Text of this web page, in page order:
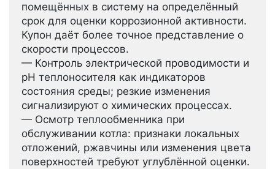
помещённых в систему на определённый
срок для оценки коррозионной активности.
Купон даёт более точное представление о
скорости процессов.
— Контроль электрической проводимости и
pH теплоносителя как индикаторов
состояния среды; резкие изменения
сигнализируют о химических процессах.
— Осмотр теплообменника при
обслуживании котла: признаки локальных
отложений, ржавчины или изменения цвета
поверхностей требуют углублённой оценки.